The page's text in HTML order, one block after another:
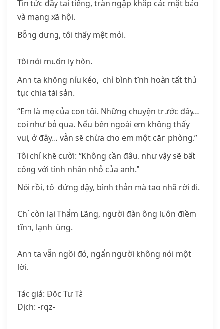
Tin tức đầy tai tiếng, tràn ngập khắp các mặt báo
và mạng xã hội.
Bỗng dưng, tôi thấy mệt mỏi.
Tôi nói muốn ly hôn.
Anh ta không níu kéo, chỉ bình tĩnh hoàn tất thủ
tục chia tài sản.
“Em là mẹ của con tôi. Những chuyện trước đây…
coi như bỏ qua. Nếu bên ngoài em không thấy
vui, ở đây… vẫn sẽ chừa cho em một căn phòng.”
Tôi chỉ khẽ cười: “Không cần đâu, như vậy sẽ bất
công với tình nhân nhỏ của anh.”
Nói rồi, tôi đứng dậy, bình thản mà tao nhã rời đi.
Chỉ còn lại Thẩm Lãng, người đàn ông luôn điềm
tĩnh, lạnh lùng.
Anh ta vẫn ngồi đó, ngẩn người không nói một
lời.
Tác giả: Độc Tư Tà
Dịch: -rqz-